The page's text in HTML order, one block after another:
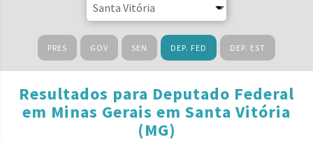
PRES GOV SEN DEP. FED DEP. EST
Resultados para Deputado Federal
em Minas Gerais em Santa Vitória
(MG)